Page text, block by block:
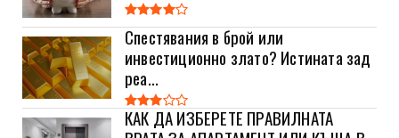
Спестявания в брой или
инвестиционно злато? Истината зад
реа...
КАК ДА ИЗБЕРЕТЕ ПРАВИЛНАТА